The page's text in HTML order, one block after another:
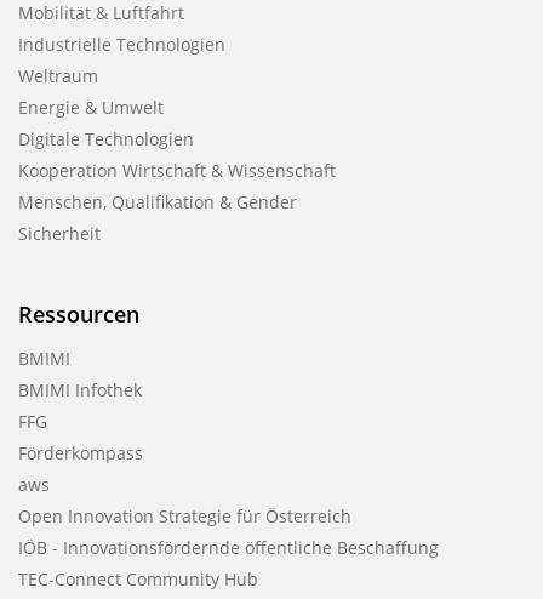
Mobilität & Luftfahrt
Industrielle Technologien
Weltraum
Energie & Umwelt
Digitale Technologien
Kooperation Wirtschaft & Wissenschaft
Menschen, Qualifikation & Gender
Sicherheit
Ressourcen
BMIMI
BMIMI Infothek
FFG
Förderkompass
aws
Open Innovation Strategie für Österreich
IÖB - Innovationsfördernde öffentliche Beschaffung
TEC-Connect Community Hub